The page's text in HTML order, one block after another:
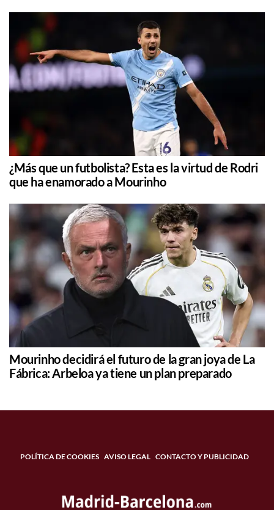
¿Más que un futbolista? Esta es la virtud de Rodri
que ha enamorado a Mourinho
Mourinho decidirá el futuro de la gran joya de La
Fábrica: Arbeloa ya tiene un plan preparado
POLÍTICA DE COOKIES AVISO LEGAL CONTACTO Y PUBLICIDAD